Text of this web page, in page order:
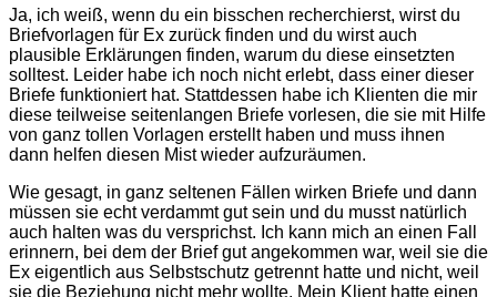
Ja, ich weiß, wenn du ein bisschen recherchierst, wirst du
Briefvorlagen für Ex zurück finden und du wirst auch
plausible Erklärungen finden, warum du diese einsetzten
solltest. Leider habe ich noch nicht erlebt, dass einer dieser
Briefe funktioniert hat. Stattdessen habe ich Klienten die mir
diese teilweise seitenlangen Briefe vorlesen, die sie mit Hilfe
von ganz tollen Vorlagen erstellt haben und muss ihnen
dann helfen diesen Mist wieder aufzuräumen.
Wie gesagt, in ganz seltenen Fällen wirken Briefe und dann
müssen sie echt verdammt gut sein und du musst natürlich
auch halten was du versprichst. Ich kann mich an einen Fall
erinnern, bei dem der Brief gut angekommen war, weil sie die
Ex eigentlich aus Selbstschutz getrennt hatte und nicht, weil
sie die Beziehung nicht mehr wollte. Mein Klient hatte einen